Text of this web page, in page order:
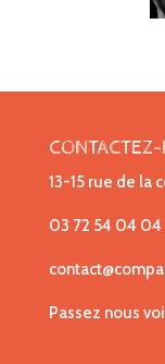
13-15 rue de la
03 72 54 04 04
Passez nous